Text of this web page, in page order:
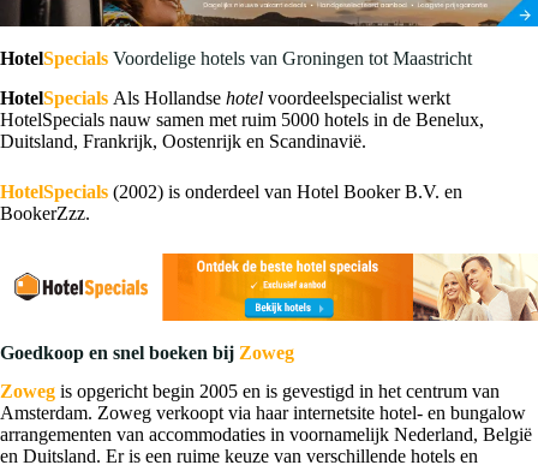
HotelSpecials Voordelige hotels van Groningen tot Maastricht
HotelSpecials Als Hollandse hotel voordeelspecialist werkt
HotelSpecials nauw samen met ruim 5000 hotels in de Benelux,
Duitsland, Frankrijk, Oostenrijk en Scandinavië.
HotelSpecials (2002) is onderdeel van Hotel Booker B.V. en
BookerZzz.
Goedkoop en snel boeken bij Zoweg
Zoweg is opgericht begin 2005 en is gevestigd in het centrum van
Amsterdam. Zoweg verkoopt via haar internetsite hotel- en bungalow
arrangementen van accommodaties in voornamelijk Nederland, België
en Duitsland. Er is een ruime keuze van verschillende hotels en